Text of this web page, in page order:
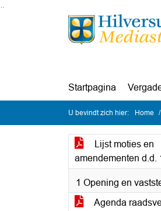
Ga naar de inhoud van deze pagina
Ga naar het zoeken
Ga naar het menu
Startpagina
U bevindt zich hier: Home
Lijst moties en
amendementen d.d.
1 Opening en
Agenda